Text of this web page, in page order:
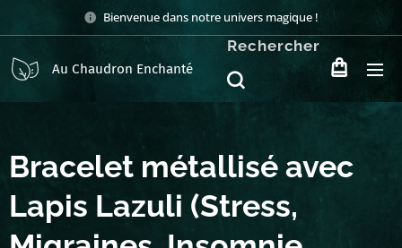
Bienvenue dans notre univers magique !
Au Chaudron Enchanté
Rechercher
Bracelet métallisé avec
Lapis Lazuli (Stress,